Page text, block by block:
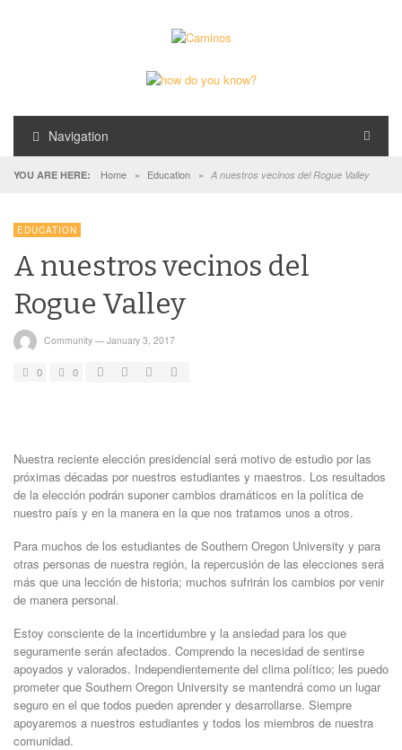
Navigation
YOU ARE HERE: Home » Education » A nuestros vecinos del Rogue Valley
EDUCATION
A nuestros vecinos del
Rogue Valley
Community — January 3, 2017
0 0
Nuestra reciente elección presidencial será motivo de estudio por las
próximas décadas por nuestros estudiantes y maestros. Los resultados
de la elección podrán suponer cambios dramáticos en la política de
nuestro país y en la manera en la que nos tratamos unos a otros.
Para muchos de los estudiantes de Southern Oregon University y para
otras personas de nuestra región, la repercusión de las elecciones será
más que una lección de historia; muchos sufrirán los cambios por venir
de manera personal.
Estoy consciente de la incertidumbre y la ansiedad para los que
seguramente serán afectados. Comprendo la necesidad de sentirse
apoyados y valorados. Independientemente del clima político; les puedo
prometer que Southern Oregon University se mantendrá como un lugar
seguro en el que todos pueden aprender y desarrollarse. Siempre
apoyaremos a nuestros estudiantes y todos los miembros de nuestra
comunidad.